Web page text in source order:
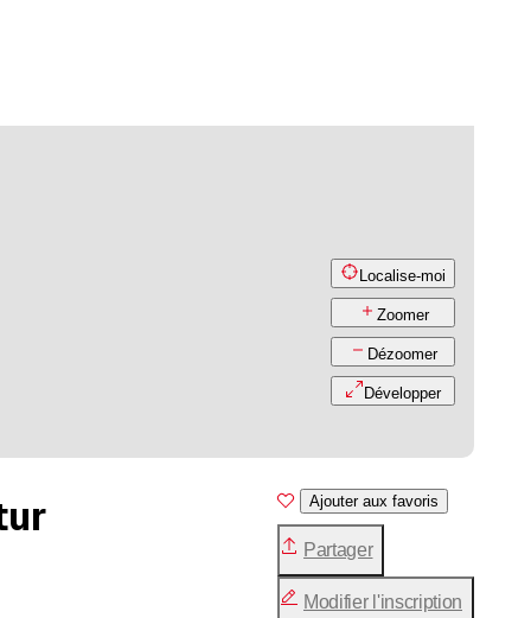
Localise-moi
Zoomer
Dézoomer
Développer
Ajouter aux favoris
Partager
Modifier l'inscription